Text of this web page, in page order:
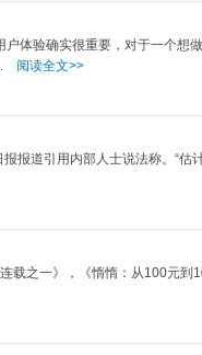
验确实很重要，对于一个想
阅读全文>>
道引用内部人士说法称。“估
之一》，《惰惰：从100元到